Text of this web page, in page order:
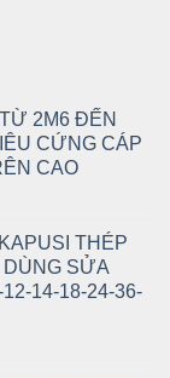
2M6 ĐẾN
CỨNG CÁP
CAO
₫
THÉP
SỬA
14-18-24-36-